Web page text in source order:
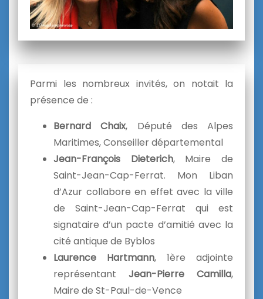
Parmi les nombreux invités, on notait la
présence de :
Bernard Chaix, Député des Alpes
Maritimes, Conseiller départemental
Jean-François Dieterich, Maire de
Saint-Jean-Cap-Ferrat. Mon Liban
d’Azur collabore en effet avec la ville
de Saint-Jean-Cap-Ferrat qui est
signataire d’un pacte d’amitié avec la
cité antique de Byblos
Laurence Hartmann, 1ère adjointe
représentant Jean-Pierre Camilla,
Maire de St-Paul-de-Vence